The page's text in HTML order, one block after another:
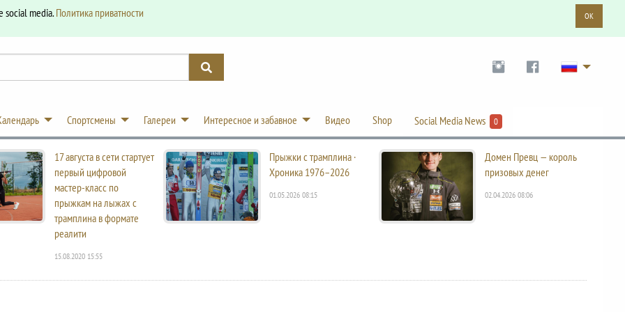
social media.Политика приватности OK
Спортсмены Галереи Интересное и забавное Видео Shop Social Media News 0
17 августа в сети стартует
первый цифровой
мастер-класс по
прыжкам на лыжах с
трамплина в формате
реалити
15.08.2020 15:55
Прыжки с трамплина ·
Хроника 1976–2026
01.05.2026 08:15
Домен Превц — король
призовых денег
02.04.2026 08:06